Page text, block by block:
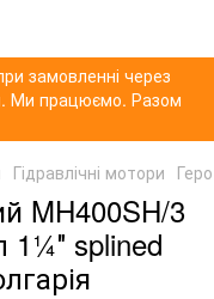
замовленні через
Ми працюємо. Разом
Гідравлічні мотори
MH400SH/3
1¼″ splined